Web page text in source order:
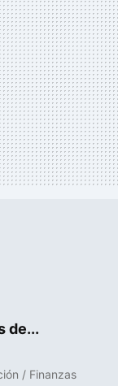
de...
/ Finanzas